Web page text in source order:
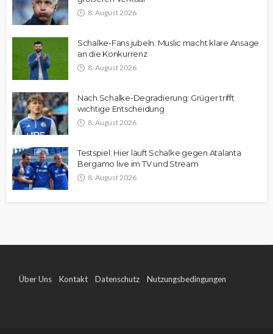
8. August 2026
Schalke-Fans jubeln: Muslic macht klare Ansage
an die Konkurrenz
8. August 2026
Nach Schalke-Degradierung: Grüger trifft
wichtige Entscheidung
8. August 2026
Testspiel: Hier läuft Schalke gegen Atalanta
Bergamo live im TV und Stream
8. August 2026
Über Uns Kontakt Datenschutz Nutzungsbedingungen